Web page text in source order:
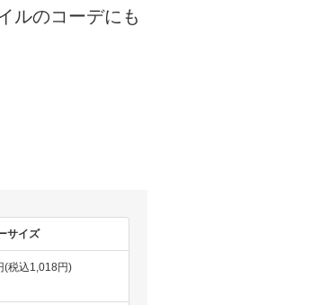
ルのコーデにも
サイズ
(税込1,018円)